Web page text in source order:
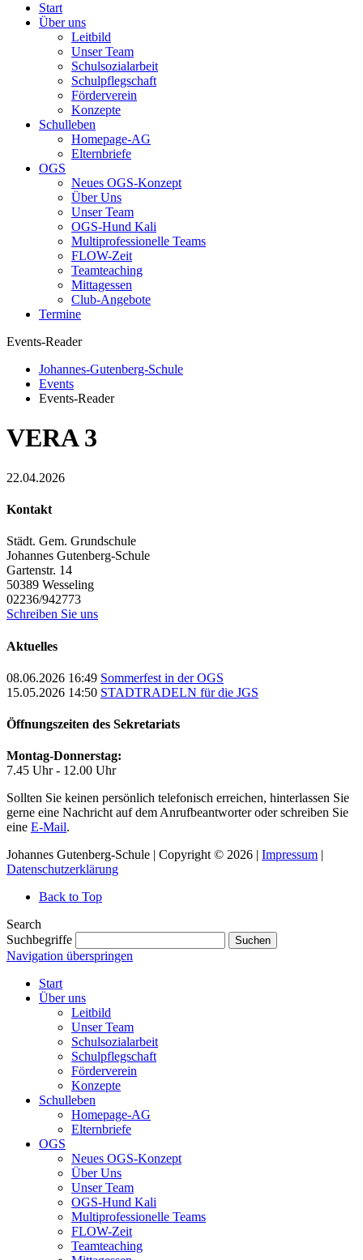
Start
Über uns
Leitbild
Unser Team
Schulsozialarbeit
Schulpflegschaft
Förderverein
Konzepte
Schulleben
Homepage-AG
Elternbriefe
OGS
Neues OGS-Konzept
Über Uns
Unser Team
OGS-Hund Kali
Multiprofessionelle Teams
FLOW-Zeit
Teamteaching
Mittagessen
Club-Angebote
Termine
Events-Reader
Johannes-Gutenberg-Schule
Events
Events-Reader
VERA 3
22.04.2026
Kontakt
Städt. Gem. Grundschule
Johannes Gutenberg-Schule
Gartenstr. 14
50389 Wesseling
02236/942773
Schreiben Sie uns
Aktuelles
08.06.2026 16:49 Sommerfest in der OGS
15.05.2026 14:50 STADTRADELN für die JGS
Öffnungszeiten des Sekretariats
Montag-Donnerstag:
7.45 Uhr - 12.00 Uhr
Sollten Sie keinen persönlich telefonisch erreichen, hinterlassen Sie
gerne eine Nachricht auf dem Anrufbeantworter oder schreiben Sie
eine E-Mail.
Johannes Gutenberg-Schule | Copyright © 2026 | Impressum
Datenschutzerklärung
Back to Top
Search
Suchbegriffe
Suchen
Navigation überspringen
Start
Über uns
Leitbild
Unser Team
Schulsozialarbeit
Schulpflegschaft
Förderverein
Konzepte
Schulleben
Homepage-AG
Elternbriefe
OGS
Neues OGS-Konzept
Über Uns
Unser Team
OGS-Hund Kali
Multiprofessionelle Teams
FLOW-Zeit
Teamteaching